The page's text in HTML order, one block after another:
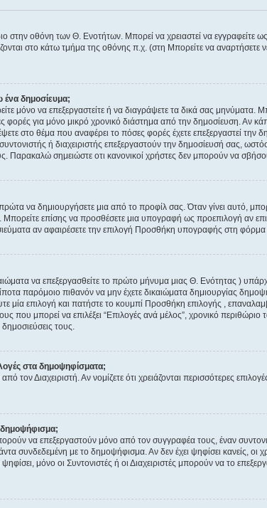
στην οθόνη των Θ. Ενοτήτων. Μπορεί να χρειαστεί να εγγραφείτε
στο κάτω τμήμα της οθόνης π.χ. (στη Μπορείτε να
δημοσίευμα;
μόνο να επεξεργαστείτε ή να διαγράψετε τα δικά σας
φορές για μόνο μικρό χρονικό διάστημα από την δημοσίευση. Αν
στο θέμα που αναφέρει το πόσες φορές έχετε επεξεργαστεί την
συντονιστής ή διαχειριστής επεξεργαστούν την δημοσίευσή σας,
Παρακαλώ σημειώστε οτι κανονικοί χρήστες δεν μπορούν να
να δημιουργήσετε μια από το προφίλ σας. Όταν γίνει αυτό,
επίσης να προσθέσετε μια υπογραφή ως προεπιλογή αν
αν αφαιρέσετε την επιλογή Προσθήκη υπογραφής στη
να επεξεργασθείτε το πρώτο μήνυμα μιας Θ. Ενότητας )
παρόμοιο πιθανόν να μην έχετε δικαιώματα δημιουργίας
επιλογή και πατήστε το κουμπί Προσθήκη επιλογής ,
που μπορεί να επιλέξει “Επιλογές ανά μέλος”, χρονικό
τους.
στα δημοψηφίσματα;
τον Διαχειριστή. Αν νομίζετε ότι χρειάζονται περισσότερες
να επεξεργαστούν μόνο από τον συγγραφέα τους, έναν
συνδεδεμένη με το δημοψήφισμα. Αν δεν έχει ψηφίσει κανείς,
μόνο οι Συντονιστές ή οι Διαχειριστές μπορούν να το